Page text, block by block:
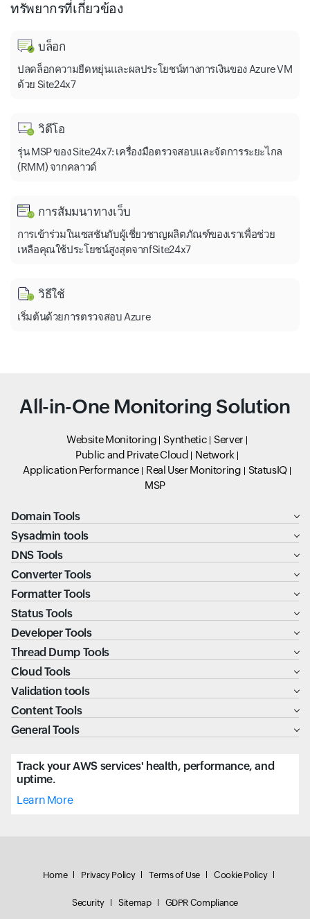
Machine Learning-Studio-Workspaces
Machine Learning-Studio-Web-Service-Plans
App Service-Domains
CDN Profiles
ทรัพยากรที่เกี่ยวข้อง
บล็อก
ปลดล็อกความยืดหยุ่นและผลประโยชน์ทางการเงินของ Azure VM
ด้วย Site24x7
วิดีโอ
รุ่น MSP ของ Site24x7: เครื่องมือตรวจสอบและจัดการระยะไกล
(RMM) จากคลาวด์
การสัมมนาทางเว็บ
การเข้าร่วมในเซสชันกับผู้เชี่ยวชาญผลิตภัณฑ์ของเราเพื่อช่วย
เหลือคุณใช้ประโยชน์สูงสุดจากfSite24x7
วิธีใช้
เริ่มต้นด้วยการตรวจสอบ Azure
All-in-One Monitoring Solution
Website Monitoring Synthetic
Server
Public and Private Cloud
Network
Application Performance
Real User Monitoring
StatusIQ
MSP
Domain Tools
Sysadmin tools
DNS Tools
Converter Tools
Formatter Tools
Status Tools
Developer Tools
Thread Dump Tools
Cloud Tools
Validation tools
Content Tools
General Tools
Track your AWS services' health, performance, and
uptime.
Learn More
Home Privacy Policy Terms of Use Cookie Policy
Security Sitemap GDPR Compliance